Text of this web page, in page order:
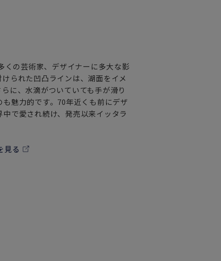
くの芸術家、デザイナーに多大な影
られた凹凸ラインは、湖面をイメ
に、水滴がついていても手が滑り
魅力的です。70年近くも前にデザ
で愛され続け、発売以来イッタラ
見る